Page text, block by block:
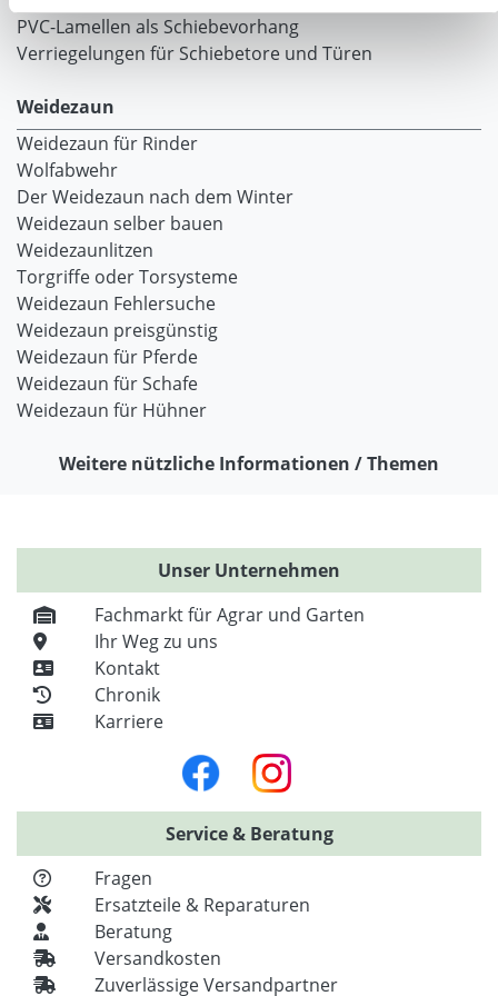
PVC-Lamellen als Schiebevorhang
Verriegelungen für Schiebetore und Türen
Weidezaun
Weidezaun für Rinder
Wolfabwehr
Der Weidezaun nach dem Winter
Weidezaun selber bauen
Weidezaunlitzen
Torgriffe oder Torsysteme
Weidezaun Fehlersuche
Weidezaun preisgünstig
Weidezaun für Pferde
Weidezaun für Schafe
Weidezaun für Hühner
Weitere nützliche Informationen / Themen
Unser Unternehmen
Fachmarkt für Agrar und Garten
Ihr Weg zu uns
Kontakt
Chronik
Karriere
Service & Beratung
Fragen
Ersatzteile & Reparaturen
Beratung
Versandkosten
Zuverlässige Versandpartner